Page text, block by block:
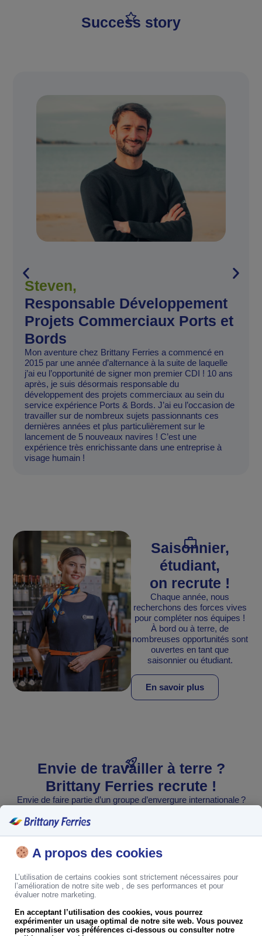
Success story
Steven,
Responsable Développement
Projets Commerciaux Ports et
Bords
Mon aventure chez Brittany Ferries a commencé en
2015 par une année d’alternance à la suite de laquelle
j’ai eu l’opportunité de signer mon premier CDI ! 10 ans
après, je suis désormais responsable du
développement des projets commerciaux au sein du
service expérience Ports & Bords. J’ai eu l’occasion de
travailler sur de nombreux sujets passionnants ces
dernières années et plus particulièrement sur le
lancement de 5 nouveaux navires ! C’est une
expérience très enrichissante dans une entreprise à
visage humain !
Saisonnier,
étudiant,
on recrute !
Chaque année, nous
recherchons des forces vives
pour compléter nos équipes !
À bord ou à terre, de
nombreuses opportunités sont
ouvertes en tant que
saisonnier ou étudiant.
En savoir plus
Envie de travailler à terre ?
Brittany Ferries recrute !
Envie de faire partie d’un groupe d’envergure internationale ?
REJOIGNEZ-NOUS
Trouvez votre ferry
good job !
d’emploi
A propos des cookies
L’utilisation de certains cookies sont strictement nécessaires pour
l’amélioration de notre site web , de ses performances et pour
évaluer notre marketing.
En acceptant l’utilisation des cookies, vous pourrez
expérimenter un usage optimal de notre site web. Vous pouvez
personnaliser vos préférences ci-dessous ou consulter notre